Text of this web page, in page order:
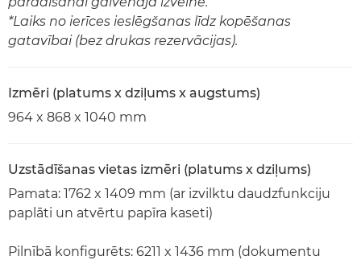
*Laiks no ierīces ieslēgšanas līdz kopēšanas
gatavībai (bez drukas rezervācijas).
Izmēri (platums x dziļums x augstums)
964 x 868 x 1040 mm
Uzstādīšanas vietas izmēri (platums x dziļums)
Pamata: 1762 x 1409 mm (ar izvilktu daudzfunkciju
paplāti un atvērtu papīra kaseti)
Pilnībā konfigurēts: 6211 x 1436 mm (dokumentu